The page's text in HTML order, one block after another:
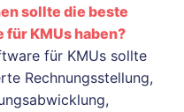
sollte die beste
KMUs haben?
für KMUs sollte
Rechnungsstellung,